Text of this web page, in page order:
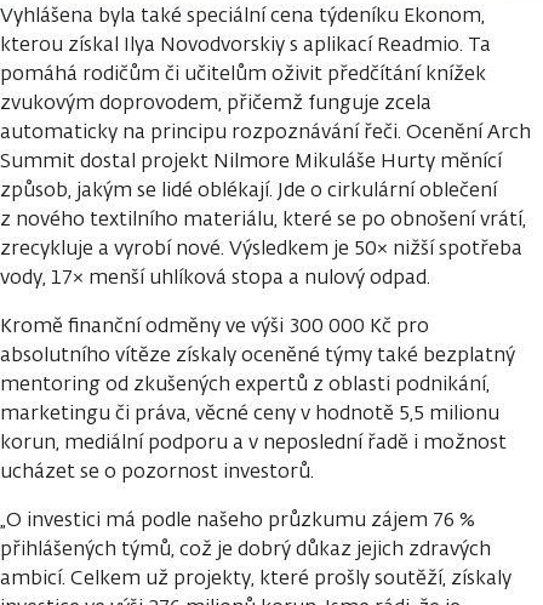
Vyhlášena byla také speciální cena týdeníku Ekonom,
kterou získal Ilya Novodvorskiy s aplikací Readmio. Ta
pomáhá rodičům či učitelům oživit předčítání knížek
zvukovým doprovodem, přičemž funguje zcela
automaticky na principu rozpoznávání řeči. Ocenění Arch
Summit dostal projekt Nilmore Mikuláše Hurty měnící
způsob, jakým se lidé oblékají. Jde o cirkulární oblečení
z nového textilního materiálu, které se po obnošení vrátí,
zrecykluje a vyrobí nové. Výsledkem je 50× nižší spotřeba
vody, 17× menší uhlíková stopa a nulový odpad.
Kromě finanční odměny ve výši 300 000 Kč pro
absolutního vítěze získaly oceněné týmy také bezplatný
mentoring od zkušených expertů z oblasti podnikání,
marketingu či práva, věcné ceny v hodnotě 5,5 milionu
korun, mediální podporu a v neposlední řadě i možnost
ucházet se o pozornost investorů.
„O investici má podle našeho průzkumu zájem 76 %
přihlášených týmů, což je dobrý důkaz jejich zdravých
ambicí. Celkem už projekty, které prošly soutěží, získaly